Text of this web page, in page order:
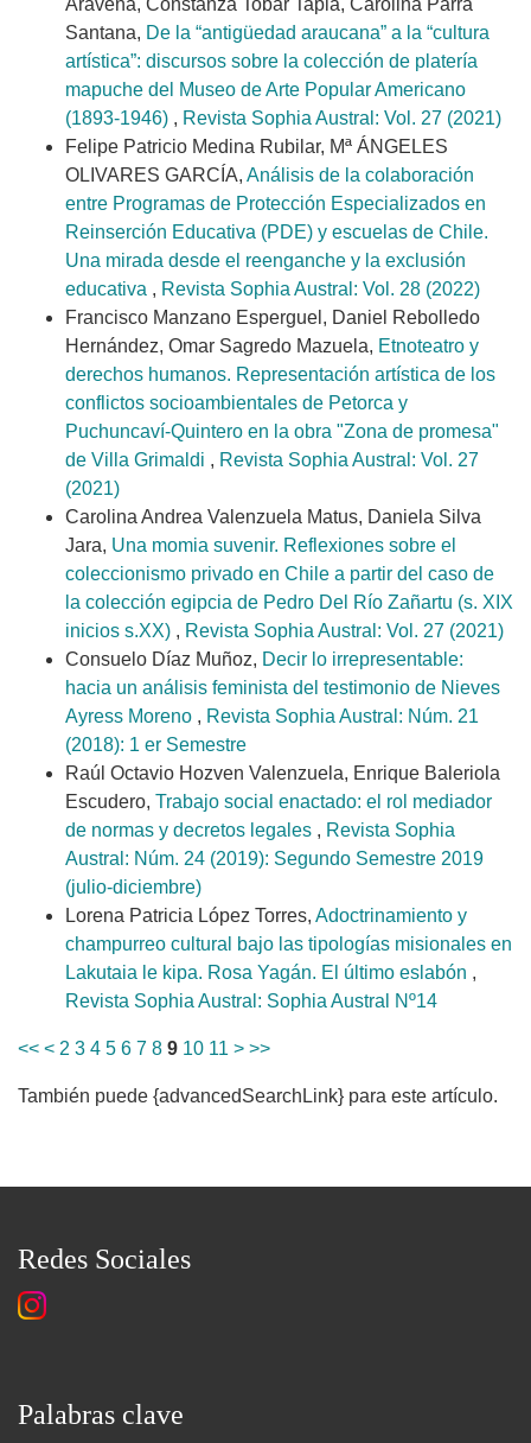
Aravena, Constanza Tobar Tapia, Carolina Parra
Santana, De la “antigüedad araucana” a la “cultura
artística”: discursos sobre la colección de platería
mapuche del Museo de Arte Popular Americano
(1893-1946) , Revista Sophia Austral: Vol. 27 (2021)
Felipe Patricio Medina Rubilar, Mª ÁNGELES
OLIVARES GARCÍA, Análisis de la colaboración
entre Programas de Protección Especializados en
Reinserción Educativa (PDE) y escuelas de Chile.
Una mirada desde el reenganche y la exclusión
educativa , Revista Sophia Austral: Vol. 28 (2022)
Francisco Manzano Esperguel, Daniel Rebolledo
Hernández, Omar Sagredo Mazuela, Etnoteatro y
derechos humanos. Representación artística de los
conflictos socioambientales de Petorca y
Puchuncaví-Quintero en la obra "Zona de promesa"
de Villa Grimaldi , Revista Sophia Austral: Vol. 27
(2021)
Carolina Andrea Valenzuela Matus, Daniela Silva
Jara, Una momia suvenir. Reflexiones sobre el
coleccionismo privado en Chile a partir del caso de
la colección egipcia de Pedro Del Río Zañartu (s. XIX
inicios s.XX) , Revista Sophia Austral: Vol. 27 (2021)
Consuelo Díaz Muñoz, Decir lo irrepresentable:
hacia un análisis feminista del testimonio de Nieves
Ayress Moreno , Revista Sophia Austral: Núm. 21
(2018): 1 er Semestre
Raúl Octavio Hozven Valenzuela, Enrique Baleriola
Escudero, Trabajo social enactado: el rol mediador
de normas y decretos legales , Revista Sophia
Austral: Núm. 24 (2019): Segundo Semestre 2019
(julio-diciembre)
Lorena Patricia López Torres, Adoctrinamiento y
champurreo cultural bajo las tipologías misionales en
Lakutaia le kipa. Rosa Yagán. El último eslabón ,
Revista Sophia Austral: Sophia Austral Nº14
<< < 2 3 4 5 6 7 8 9 10 11 > >>
También puede {advancedSearchLink} para este artículo.
Redes Sociales
Palabras clave